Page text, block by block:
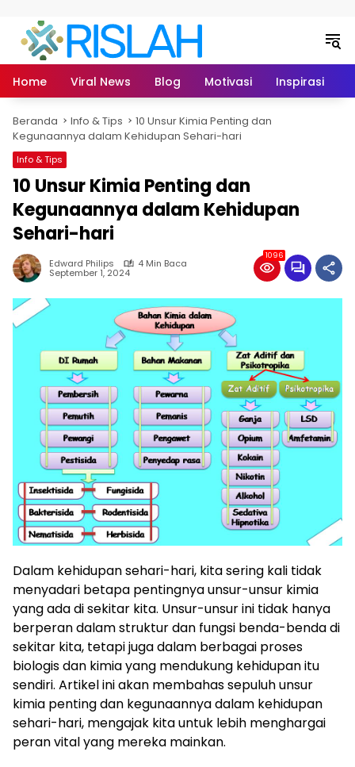
Home Viral News Blog Motivasi Inspirasi
Beranda Info & Tips
10 Unsur Kimia Penting dan
Kegunaannya dalam Kehidupan Sehari-hari
Info & Tips
10 Unsur Kimia Penting dan
Kegunaannya dalam Kehidupan
Sehari-hari
Edward Philips 4 Min Baca
September 1, 2024
1096
Dalam kehidupan sehari-hari, kita sering kali tidak
menyadari betapa pentingnya unsur-unsur kimia
yang ada di sekitar kita. Unsur-unsur ini tidak hanya
berperan dalam struktur dan fungsi benda-benda di
sekitar kita, tetapi juga dalam berbagai proses
biologis dan kimia yang mendukung kehidupan itu
sendiri. Artikel ini akan membahas sepuluh unsur
kimia penting dan kegunaannya dalam kehidupan
sehari-hari, mengajak kita untuk lebih menghargai
peran vital yang mereka mainkan.